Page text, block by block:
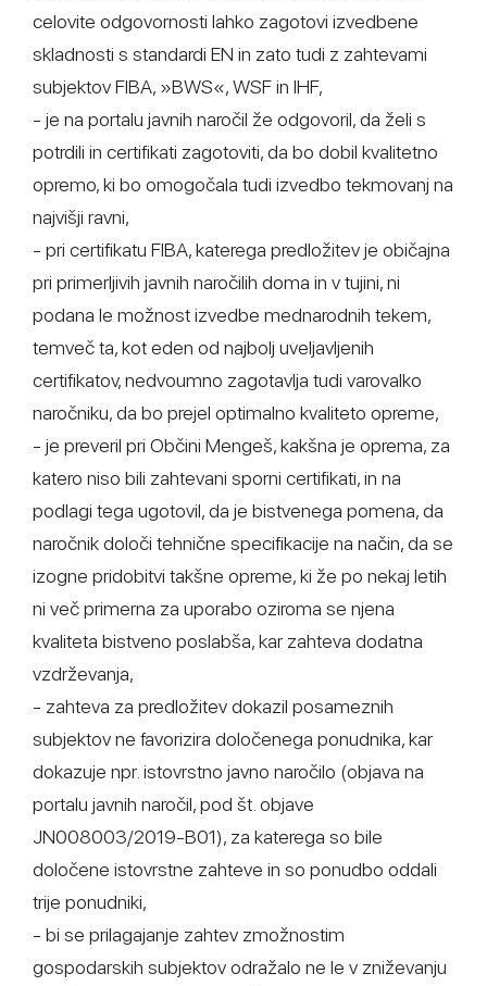
celovite odgovornosti lahko zagotovi izvedbene
skladnosti s standardi EN in zato tudi z zahtevami
subjektov FIBA, »BWS«, WSF in IHF,
- je na portalu javnih naročil že odgovoril, da želi s
potrdili in certifikati zagotoviti, da bo dobil kvalitetno
opremo, ki bo omogočala tudi izvedbo tekmovanj na
najvišji ravni,
- pri certifikatu FIBA, katerega predložitev je običajna
pri primerljivih javnih naročilih doma in v tujini, ni
podana le možnost izvedbe mednarodnih tekem,
temveč ta, kot eden od najbolj uveljavljenih
certifikatov, nedvoumno zagotavlja tudi varovalko
naročniku, da bo prejel optimalno kvaliteto opreme,
- je preveril pri Občini Mengeš, kakšna je oprema, za
katero niso bili zahtevani sporni certifikati, in na
podlagi tega ugotovil, da je bistvenega pomena, da
naročnik določi tehnične specifikacije na način, da se
izogne pridobitvi takšne opreme, ki že po nekaj letih
ni več primerna za uporabo oziroma se njena
kvaliteta bistveno poslabša, kar zahteva dodatna
vzdrževanja,
- zahteva za predložitev dokazil posameznih
subjektov ne favorizira določenega ponudnika, kar
dokazuje npr. istovrstno javno naročilo (objava na
portalu javnih naročil, pod št. objave
JN008003/2019-B01), za katerega so bile
določene istovrstne zahteve in so ponudbo oddali
trije ponudniki,
- bi se prilagajanje zahtev zmožnostim
gospodarskih subjektov odražalo ne le v zniževanju